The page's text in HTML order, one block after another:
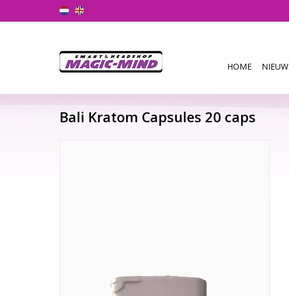
HOME NIEUW
Bali Kratom Capsules 20 caps